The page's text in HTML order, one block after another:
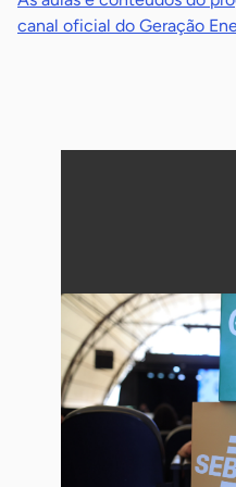
canal oficial do Geração